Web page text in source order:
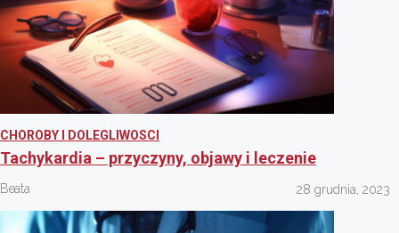
CHOROBY I DOLEGLIWOSCI
Tachykardia – przyczyny, objawy i leczenie
Beata 28 grudnia, 2023